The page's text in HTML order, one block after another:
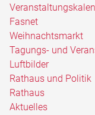
Fasnet
Weihnachtsmarkt
Tagungs- und
Luftbilder
Rathaus und Politik
Rathaus
Aktuelles